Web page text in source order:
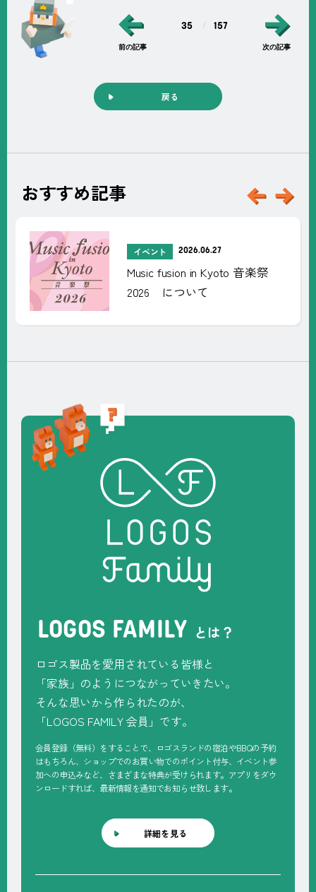
前の記事
35 157
次の記事
戻る
おすすめ記事
Music fusion in Kyoto 音楽祭
2026 について
イベント 2026.06.27
LOGOS FAMILY とは？
ロゴス製品を愛用されている皆様と
「家族」のようにつながっていきたい。
そんな思いから作られたのが、
「LOGOS FAMILY会員」です。
会員登録（無料）をすることで、ロゴスランドの宿泊やBBQの予約
はもちろん、ショップでのお買い物でのポイント付与、イベント参
加への申込みなど、さまざまな特典が受けられます。アプリをダウ
ンロードすれば、最新情報を通知でお知らせ致します。
詳細を見る